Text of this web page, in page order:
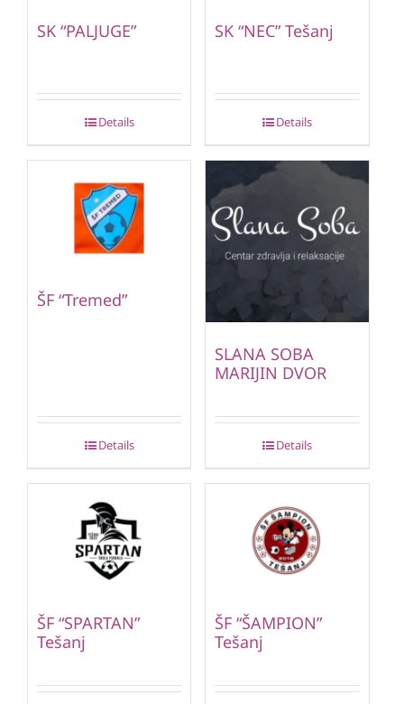
SK “PALJUGE”
Details
SK “NEC” Tešanj
Details
ŠF “Tremed”
Details
SLANA SOBA
MARIJIN DVOR
Details
ŠF “SPARTAN”
Tešanj
ŠF “ŠAMPION”
Tešanj